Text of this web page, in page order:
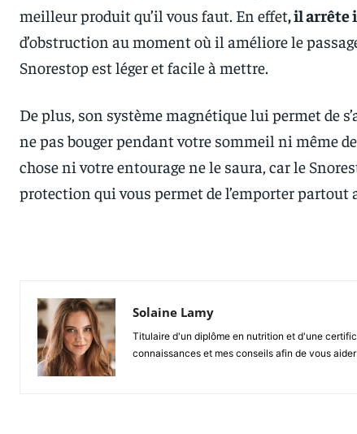
meilleur produit qu’il vous faut. En effet, il arrête
d’obstruction au moment où il améliore le
Snorestop est léger et facile à mettre.
De plus, son système magnétique lui permet de
ne pas bouger pendant votre sommeil ni même
chose ni votre entourage ne le saura, car le
protection qui vous permet de l’emporter partout
Solaine Lamy
Titulaire d'un diplôme en nutrition et d'une
connaissances et mes conseils afin de vous